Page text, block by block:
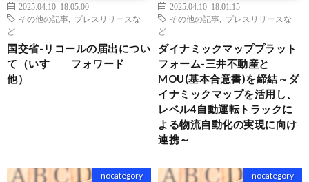
2025.04.10 18:05:00
その他の記事
プレスリリースな
ど
国交省-リコールの届出につい
て（いすゞ フォワード
他）
2025.04.10 18:01:15
その他の記事
プレスリリースな
ど
ダイナミックマッププラット
フォーム-三井不動産と
MOU(基本合意書)を締結～ダ
イナミックマップを活用し、
レベル4自動運転トラックに
よる物流自動化の実現に向け
連携～
nocategory nocategory